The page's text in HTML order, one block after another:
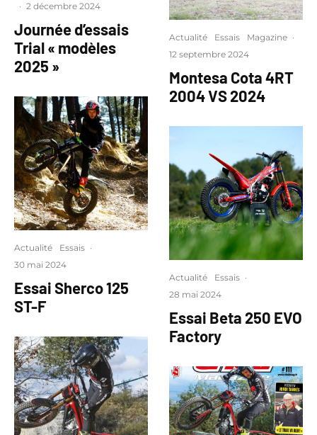
· 2 décembre 2024
Journée d’essais
Trial « modèles
2025 »
Actualité Essais ·
30 mai 2024
Essai Sherco 125
ST-F
Actualité Essais Magazine ·
12 septembre 2024
Montesa Cota 4RT
2004 VS 2024
Actualité Essais ·
28 mai 2024
Essai Beta 250 EVO
Factory